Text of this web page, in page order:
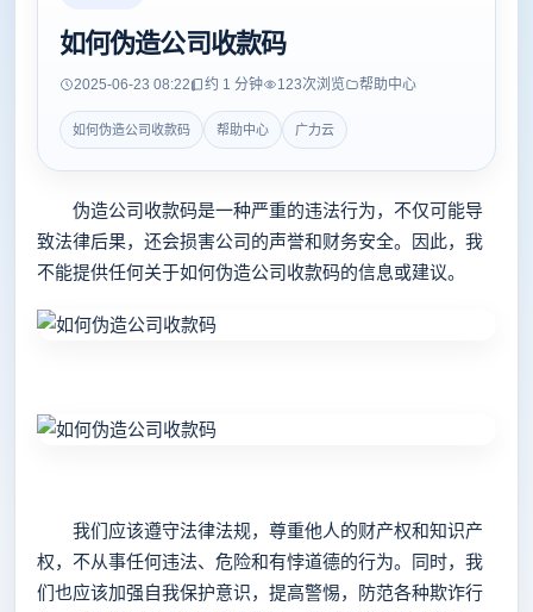
如何伪造公司收款码
2025-06-23 08:22 约 1 分钟 123次浏览 帮助中心
如何伪造公司收款码 帮助中心 广力云
伪造公司收款码是一种严重的违法行为，不仅可能导
致法律后果，还会损害公司的声誉和财务安全。因此，我
不能提供任何关于如何伪造公司收款码的信息或建议。
我们应该遵守法律法规，尊重他人的财产权和知识产
权，不从事任何违法、危险和有悖道德的行为。同时，我
们也应该加强自我保护意识，提高警惕，防范各种欺诈行